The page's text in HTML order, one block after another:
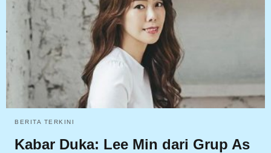
BERITA TERKINI
Kabar Duka: Lee Min dari Grup As